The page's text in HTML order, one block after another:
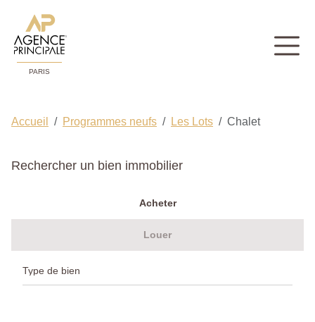
PARIS
Accueil Programmes neufs Les Lots Chalet
Rechercher un bien immobilier
Acheter
Louer